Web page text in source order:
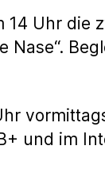
Uhr die
und im